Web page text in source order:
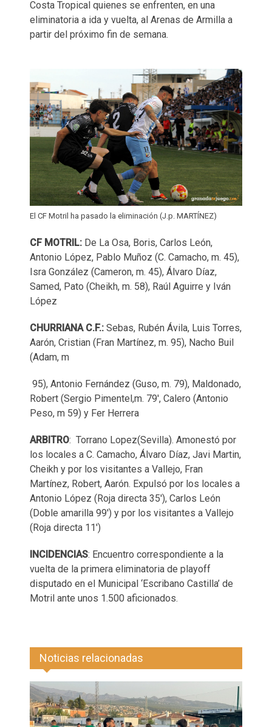
Costa Tropical quienes se enfrenten, en una
eliminatoria a ida y vuelta, al Arenas de Armilla a
partir del próximo fin de semana.
El CF Motril ha pasado la eliminación (J.p. MARTÍNEZ)
CF MOTRIL: De La Osa, Boris, Carlos León,
Antonio López, Pablo Muñoz (C. Camacho, m. 45),
Isra González (Cameron, m. 45), Álvaro Díaz,
Samed, Pato (Cheikh, m. 58), Raúl Aguirre y Iván
López
CHURRIANA C.F.: Sebas, Rubén Ávila, Luis Torres,
Aarón, Cristian (Fran Martínez, m. 95), Nacho Buil
(Adam, m
95), Antonio Fernández (Guso, m. 79), Maldonado,
Robert (Sergio Pimentel,m. 79', Calero (Antonio
Peso, m 59) y Fer Herrera
ARBITRO: Torrano Lopez(Sevilla). Amonestó por
los locales a C. Camacho, Álvaro Díaz, Javi Martin,
Cheikh y por los visitantes a Vallejo, Fran
Martínez, Robert, Aarón. Expulsó por los locales a
Antonio López (Roja directa 35'), Carlos León
(Doble amarilla 99') y por los visitantes a Vallejo
(Roja directa 11')
INCIDENCIAS: Encuentro correspondiente a la
vuelta de la primera eliminatoria de playoff
disputado en el Municipal ‘Escribano Castilla’ de
Motril ante unos 1.500 aficionados.
Noticias relacionadas